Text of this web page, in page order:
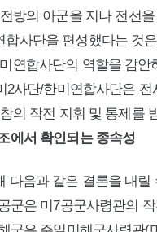
방의 아군을 지나 전선
합사단을 편성했다는 것
연합사단의 역할을 감
2사단/한미연합사단은
의 작전 지휘 및 통제를
에서 확인되는 종속성
다음과 같은 결론을 내릴
군은 미7공군사령관의